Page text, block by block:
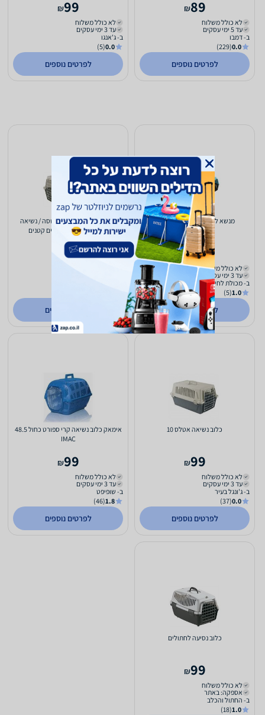
89
₪
לא כולל משלוח
עד 5 ימי עסקים
ב- דמבו
0.0
(229)
לפרטים נוספים
99
₪
לא כולל משלוח
עד 3 ימי עסקים
ב- ג'אנגו
0.0
(5)
לפרטים נוספים
מנשא לחתול או כלב קטן ג'יפסי
99
₪
לא כולל משלוח
עד 3 ימי עסקים
ב- מכולת לחיות מחמד
1.0
(5)
לפרטים נוספים
Atlas אטלס 10 - כלוב הטסה / נשיאה
מקצועי לכלבים/חתולים קטנים
99
לפרטים נוספים
כלוב נשיאה אטלס 10
99
₪
לא כולל משלוח
עד 3 ימי עסקים
ב- ג'ונגל בעיר
0.0
(37)
לפרטים נוספים
אימאק כלוב נשיאה קרי ספורט כחול 48.5
IMAC
99
₪
לא כולל משלוח
עד 3 ימי עסקים
ב- שופיפט
1.8
(46)
לפרטים נוספים
כלוב נסיעה לחתולים
99
₪
לא כולל משלוח
אספקה: באתר
ב- החתול והכלב
1.0
(18)